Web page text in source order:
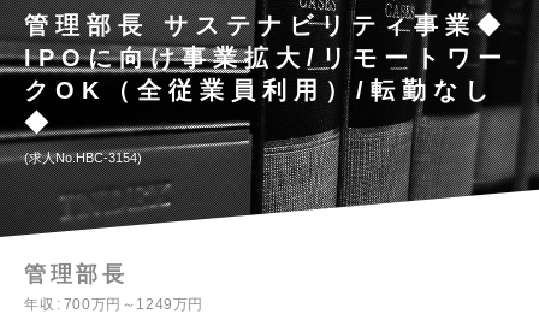
管理部長 サステナビリティ事業◆
IPOに向け事業拡大/リモートワー
クOK（全従業員利用）/転勤なし
◆
求人No.HBC-3154
管理部長
年収
700万円～1249万円